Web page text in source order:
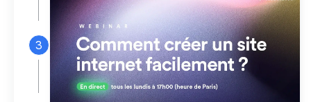
espace d'administration
Personnalisez entièrement le
designpour créer un site web sur-mesure,
à votre image